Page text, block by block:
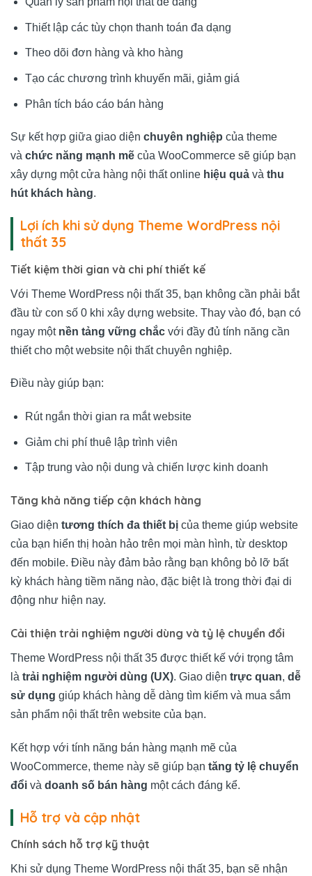
Thiết lập các tùy chọn thanh toán đa dạng
Theo dõi đơn hàng và kho hàng
Tạo các chương trình khuyến mãi, giảm giá
Phân tích báo cáo bán hàng
Sự kết hợp giữa giao diện chuyên nghiệp của theme
và chức năng mạnh mẽ của WooCommerce sẽ giúp bạn
xây dựng một cửa hàng nội thất online hiệu quả và thu
hút khách hàng.
Lợi ích khi sử dụng Theme WordPress nội
thất 35
Tiết kiệm thời gian và chi phí thiết kế
Với Theme WordPress nội thất 35, bạn không cần phải bắt
đầu từ con số 0 khi xây dựng website. Thay vào đó, bạn có
ngay một nền tảng vững chắc với đầy đủ tính năng cần
thiết cho một website nội thất chuyên nghiệp.
Điều này giúp bạn:
Rút ngắn thời gian ra mắt website
Giảm chi phí thuê lập trình viên
Tập trung vào nội dung và chiến lược kinh doanh
Tăng khả năng tiếp cận khách hàng
Giao diện tương thích đa thiết bị của theme giúp website
của bạn hiển thị hoàn hảo trên mọi màn hình, từ desktop
đến mobile. Điều này đảm bảo rằng bạn không bỏ lỡ bất
kỳ khách hàng tiềm năng nào, đặc biệt là trong thời đại di
động như hiện nay.
Cải thiện trải nghiệm người dùng và tỷ lệ chuyển đổi
Theme WordPress nội thất 35 được thiết kế với trọng tâm
là trải nghiệm người dùng (UX). Giao diện trực quan, dễ
sử dụng giúp khách hàng dễ dàng tìm kiếm và mua sắm
sản phẩm nội thất trên website của bạn.
Kết hợp với tính năng bán hàng mạnh mẽ của
WooCommerce, theme này sẽ giúp bạn tăng tỷ lệ chuyển
đổi và doanh số bán hàng một cách đáng kể.
Hỗ trợ và cập nhật
Chính sách hỗ trợ kỹ thuật
Khi sử dụng Theme WordPress nội thất 35, bạn sẽ nhận